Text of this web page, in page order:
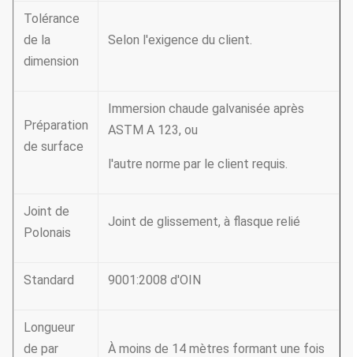
Tolérance
de la
dimension
Selon l'exigence du client.
Préparation
de surface
Immersion chaude galvanisée après
ASTM A 123, ou
l'autre norme par le client requis.
Joint de
Polonais
Joint de glissement, à flasque relié
Standard 9001:2008 d'OIN
Longueur
de par
À moins de 14 mètres formant une fois